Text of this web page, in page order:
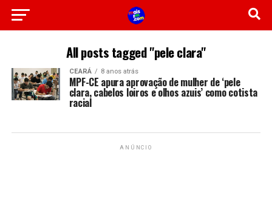
All posts tagged "pele clara"
CEARÁ 8 anos atrás
MPF-CE apura aprovação de mulher de ‘pele
clara, cabelos loiros e olhos azuis’ como cotista
racial
ANÚNCIO